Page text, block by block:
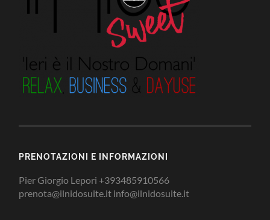
PRENOTAZIONI E INFORMAZIONI
Pier Giorgio Lepori +393485910566
prenota@ilnidosuite.it info@ilnidosuite.it